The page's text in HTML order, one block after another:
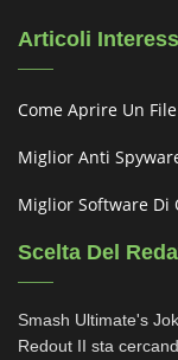
Articoli
Come Aprire Un
Miglior Anti
Miglior Software Di
Scelta Del
Smash Ultimate's
Redout II sta